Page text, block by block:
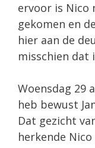
ervoor is Nico
gekomen en
hier aan de
misschien dat
Woensdag 29
heb bewust
Dat gezicht
herkende